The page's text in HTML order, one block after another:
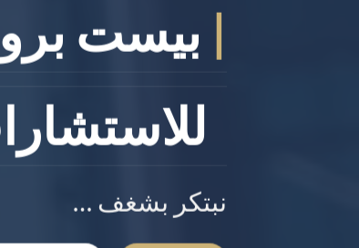
| بيست برو
نبتكر بشغف …